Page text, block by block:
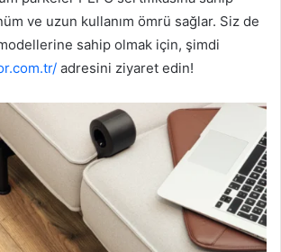
ve uzun kullanım ömrü sağlar. Siz de
sahip olmak için, şimdi
adresini ziyaret edin!